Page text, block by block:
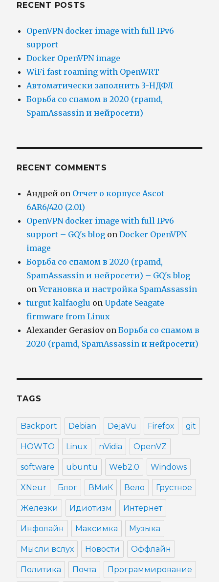
RECENT POSTS
OpenVPN docker image with full IPv6
support
Docker OpenVPN image
WiFi fast roaming with OpenWRT
Автоматически заполнить 3-НДФЛ
Борьба со спамом в 2020 (rpamd,
SpamAssassin и нейросети)
RECENT COMMENTS
Андрей on Отчет о корпусе Ascot
6AR6/420 (2.01)
OpenVPN docker image with full IPv6
support – GQ's blog onDocker OpenVPN
image
Борьба со спамом в 2020 (rpamd,
SpamAssassin и нейросети) – GQ's blog
onУстановка и настройка SpamAssassin
turgut kalfaoglu onUpdate Seagate
firmware from Linux
Alexander GerasiovonБорьба со спамом в
2020 (rpamd, SpamAssassin и нейросети)
TAGS
Backport Debian DejaVu Firefox git
HOWTO Linux nVidia OpenVZ
software ubuntu Web2.0 Windows
XNeur Блог ВМиК Вело Грустное
Железки Идиотизм Интернет
Инфолайн Максимка Музыка
Мысли вслух Новости Оффлайн
Политика Почта Программирование